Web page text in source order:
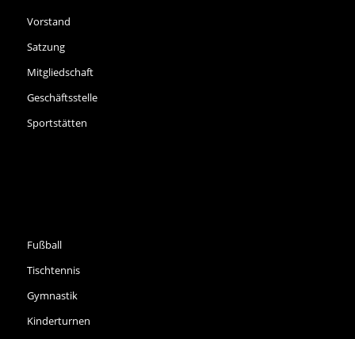
Vorstand
Satzung
Mitgliedschaft
Geschäftsstelle
Sportstätten
Fußball
Tischtennis
Gymnastik
Kinderturnen